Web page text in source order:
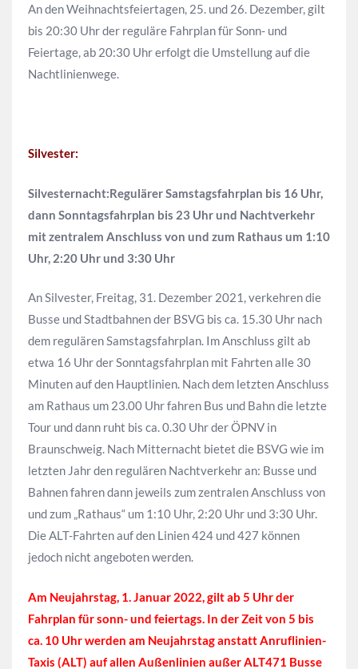
An den Weihnachtsfeiertagen, 25. und 26. Dezember, gilt
bis 20:30 Uhr der reguläre Fahrplan für Sonn- und
Feiertage, ab 20:30 Uhr erfolgt die Umstellung auf die
Nachtlinienwege.
Silvester:
Silvesternacht:Regulärer Samstagsfahrplan bis 16 Uhr,
dann Sonntagsfahrplan bis 23 Uhr und Nachtverkehr
mit zentralem Anschluss von und zum Rathaus um 1:10
Uhr, 2:20 Uhr und 3:30 Uhr
An Silvester, Freitag, 31. Dezember 2021, verkehren die
Busse und Stadtbahnen der BSVG bis ca. 15.30 Uhr nach
dem regulären Samstagsfahrplan. Im Anschluss gilt ab
etwa 16 Uhr der Sonntagsfahrplan mit Fahrten alle 30
Minuten auf den Hauptlinien. Nach dem letzten Anschluss
am Rathaus um 23.00 Uhr fahren Bus und Bahn die letzte
Tour und dann ruht bis ca. 0.30 Uhr der ÖPNV in
Braunschweig. Nach Mitternacht bietet die BSVG wie im
letzten Jahr den regulären Nachtverkehr an: Busse und
Bahnen fahren dann jeweils zum zentralen Anschluss von
und zum „Rathaus“ um 1:10 Uhr, 2:20 Uhr und 3:30 Uhr.
Die ALT-Fahrten auf den Linien 424 und 427 können
jedoch nicht angeboten werden.
Am Neujahrstag, 1. Januar 2022, gilt ab 5 Uhr der
Fahrplan für sonn- und feiertags. In der Zeit von 5 bis
ca. 10 Uhr werden am Neujahrstag anstatt Anruflinien-
Taxis (ALT) auf allen Außenlinien außer ALT471 Busse